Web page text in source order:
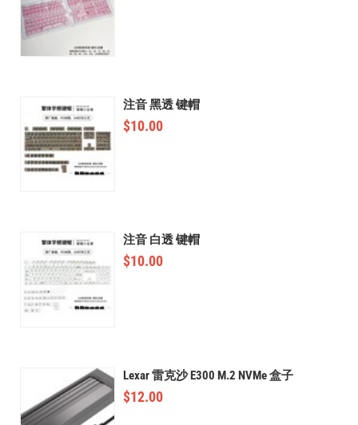
注音 黑透 键帽
$10.00
注音 白透 键帽
$10.00
Lexar 雷克沙 E300 M.2 NVMe 盒子
$12.00